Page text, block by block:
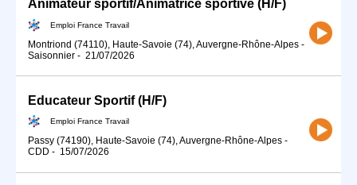
Animateur sportif/Animatrice sportive (H/F)
Emploi France Travail
Montriond (74110), Haute-Savoie (74), Auvergne-Rhône-Alpes -
Saisonnier - 21/07/2026
Educateur Sportif (H/F)
Emploi France Travail
Passy (74190), Haute-Savoie (74), Auvergne-Rhône-Alpes -
CDD - 15/07/2026